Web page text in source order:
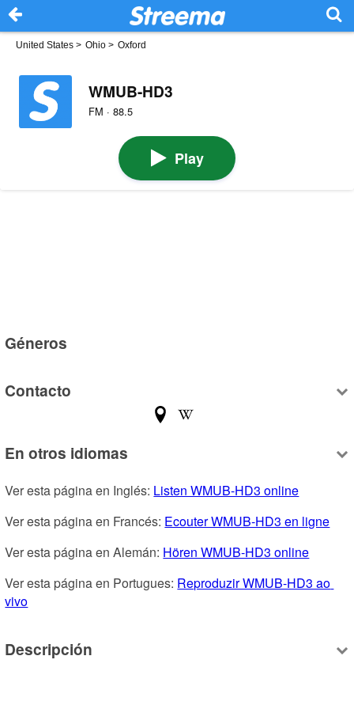
United States > Ohio > Oxford
WMUB-HD3
FM · 88.5
Play
Géneros
Contacto
En otros idiomas
Ver esta página en Inglés: Listen WMUB-HD3 online
Ver esta página en Francés: Ecouter WMUB-HD3 en ligne
Ver esta página en Alemán: Hören WMUB-HD3 online
Ver esta página en Portugues: Reproduzir WMUB-HD3 ao
vivo
Descripción